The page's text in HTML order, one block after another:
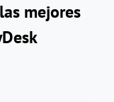
mejores